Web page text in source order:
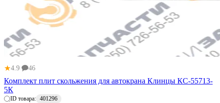
★4.9 46
Комплект плит скольжения для автокрана Клинцы КС-55713-
5К
ID товара: 401296